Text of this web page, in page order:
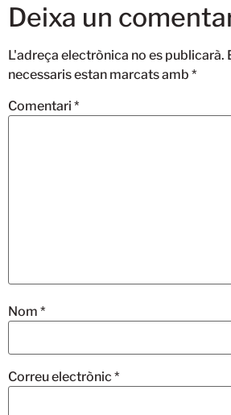
Deixa un
L'adreça electrònica no es publicarà.
necessaris estan marcats amb *
Comentari *
Nom *
Correu electrònic *